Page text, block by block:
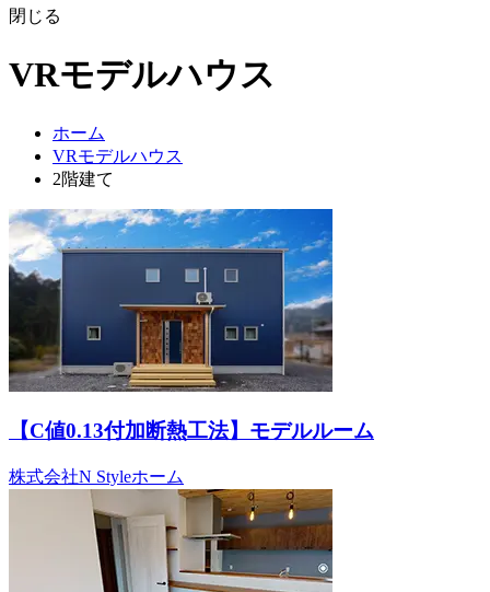
閉じる
VRモデルハウス
ホーム
VRモデルハウス
2階建て
【C値0.13付加断熱工法】モデルルーム
株式会社N Styleホーム